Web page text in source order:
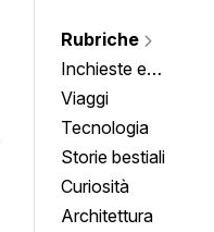
Rubriche
Inchieste e
approfondimenti
Viaggi
Tecnologia
Storie bestiali
Curiosità
Architettura